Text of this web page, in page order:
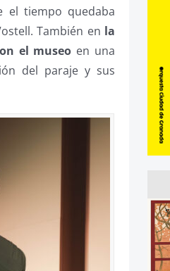
el tiempo quedaba
También en la
el museo en una
del paraje y sus